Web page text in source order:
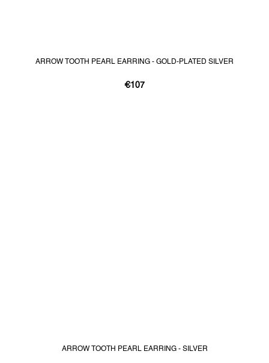
ARROW TOOTH PEARL EARRING - GOLD-PLATED SILVER
€107
ARROW TOOTH PEARL EARRING - SILVER